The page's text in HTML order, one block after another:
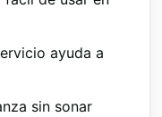
ayuda a
sin sonar